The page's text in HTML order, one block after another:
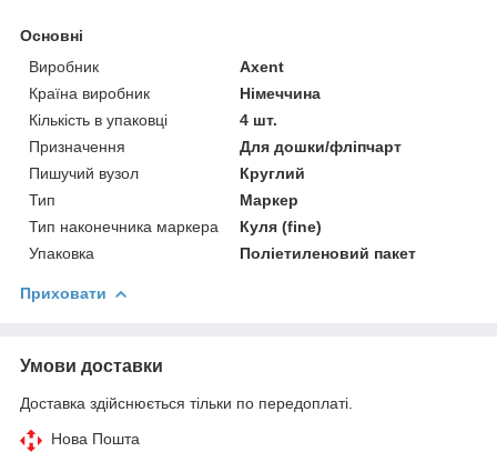
Основні
Виробник
Axent
Країна виробник
Німеччина
Кількість в упаковці
4 шт.
Призначення
Для дошки/фліпчарт
Пишучий вузол
Круглий
Тип
Маркер
Тип наконечника маркера
Куля (fine)
Упаковка
Поліетиленовий пакет
Приховати
Умови доставки
Доставка здійснюється тільки по передоплаті.
Нова Пошта